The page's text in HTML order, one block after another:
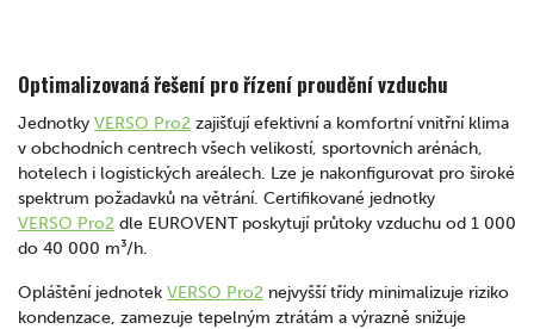
Optimalizovaná řešení pro řízení proudění vzduchu
Jednotky VERSO Pro2 zajišťují efektivní a komfortní vnitřní klima
v obchodních centrech všech velikostí, sportovních arénách,
hotelech i logistických areálech. Lze je nakonfigurovat pro široké
spektrum požadavků na větrání. Certifikované jednotky
VERSO Pro2 dle EUROVENT poskytují průtoky vzduchu od 1 000
do 40 000 m³/h.
Opláštění jednotek VERSO Pro2 nejvyšší třídy minimalizuje riziko
kondenzace, zamezuje tepelným ztrátám a výrazně snižuje